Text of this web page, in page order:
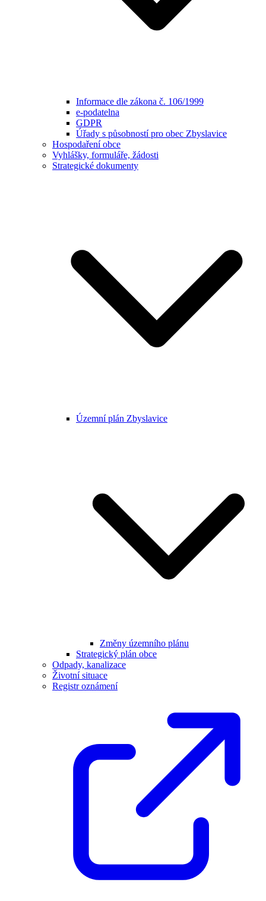
Informace dle zákona č. 106/1999
e-podatelna
GDPR
Úřady s působností pro obec Zbyslavice
Hospodaření obce
Vyhlášky, formuláře, žádosti
Strategické dokumenty
Územní plán Zbyslavice
Změny územního plánu
Strategický plán obce
Odpady, kanalizace
Životní situace
Registr oznámení